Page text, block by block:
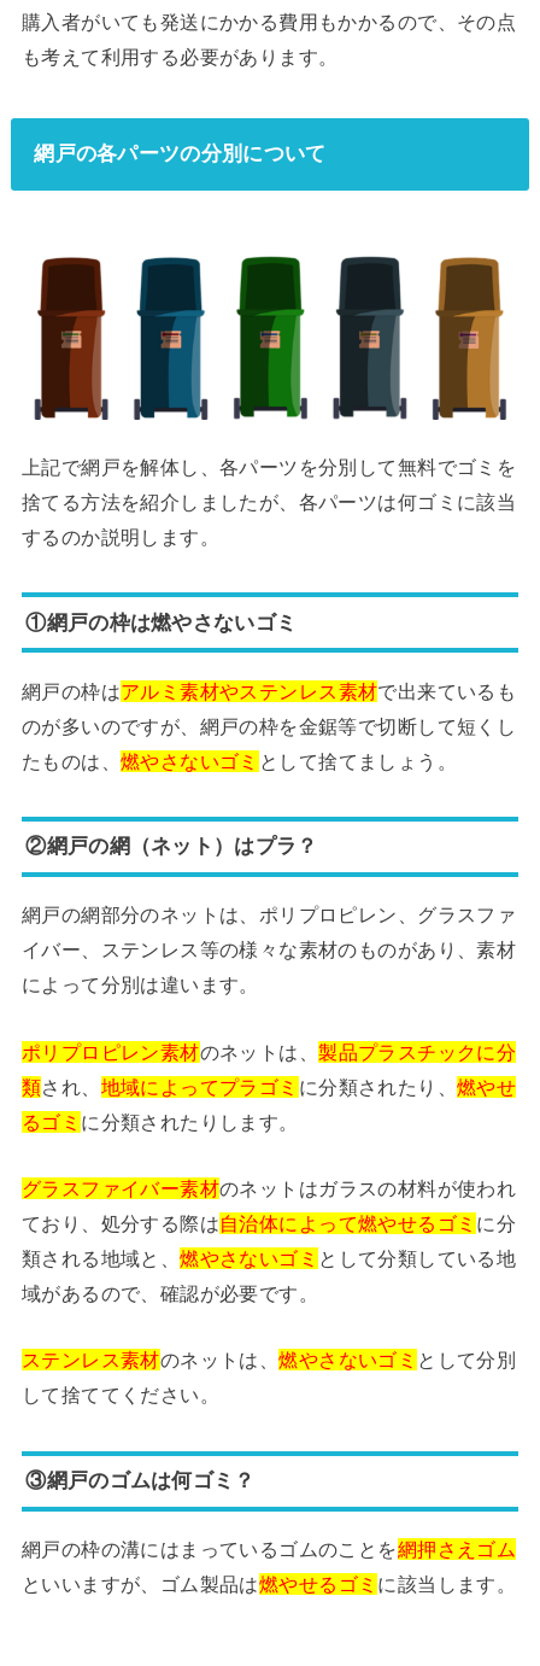
購入者がいても発送にかかる費用もかかるので、その点
も考えて利用する必要があります。
網戸の各パーツの分別について
上記で網戸を解体し、各パーツを分別して無料でゴミを
捨てる方法を紹介しましたが、各パーツは何ゴミに該当
するのか説明します。
①網戸の枠は燃やさないゴミ
網戸の枠はアルミ素材やステンレス素材で出来ているも
のが多いのですが、網戸の枠を金鋸等で切断して短くし
たものは、 燃やさないゴミ として捨てましょう。
②網戸の網（ネット）はプラ？
網戸の網部分のネットは、ポリプロピレン、グラスファ
イバー、ステンレス等の様々な素材のものがあり、素材
によって分別は違います。
ポリプロピレン素材のネットは、製品プラスチックに分
類され、 地域によってプラゴミ に分類されたり、 燃やせ
るゴミ に分類されたりします。
グラスファイバー素材のネットはガラスの材料が使われ
ており、処分する際は自治体によって燃やせるゴミ に分
類される地域と、燃やさないゴミ として分類している地
域があるので、確認が必要です。
ステンレス素材のネットは、燃やさないゴミ として分別
して捨ててください。
③網戸のゴムは何ゴミ？
網戸の枠の溝にはまっているゴムのことを網押さえゴム
といいますが、ゴム製品は燃やせるゴミ に該当します。